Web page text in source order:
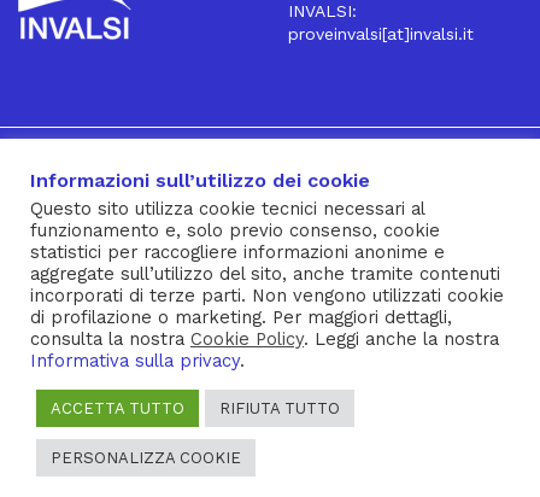
INVALSI:
proveinvalsi[at]invalsi.it
Iscriviti alla Newsletter
® INVALSI – Via Ippolito Nievo, 35 – 00153 ROMA – tel. 06
941851 – fax 06 94185215 – c.f. 92000450582
Privacy Policy– Cookie Policy –Note Legali–Social Media
Policy
Informazioni sull’utilizzo dei cookie
Questo sito utilizza cookie tecnici necessari al
funzionamento e, solo previo consenso, cookie
statistici per raccogliere informazioni anonime e
aggregate sull’utilizzo del sito, anche tramite contenuti
incorporati di terze parti. Non vengono utilizzati cookie
di profilazione o marketing. Per maggiori dettagli,
consulta la nostra Cookie Policy. Leggi anche la nostra
Informativa sulla privacy.
ACCETTA TUTTO RIFIUTA TUTTO
PERSONALIZZA COOKIE